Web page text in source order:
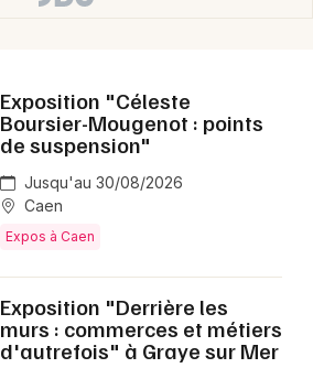
Exposition "Céleste
Boursier-Mougenot : points
de suspension"
Jusqu'au 30/08/2026
Caen
Expos à Caen
Exposition "Derrière les
murs : commerces et métiers
d'autrefois" à Graye sur Mer